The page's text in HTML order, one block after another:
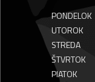
PONDELOK
UTOROK
STREDA
ŠTVRTOK
PIATOK